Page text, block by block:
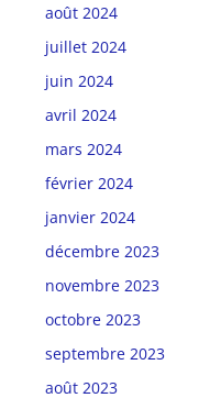
août 2024
juillet 2024
juin 2024
avril 2024
mars 2024
février 2024
janvier 2024
décembre 2023
novembre 2023
octobre 2023
septembre 2023
août 2023